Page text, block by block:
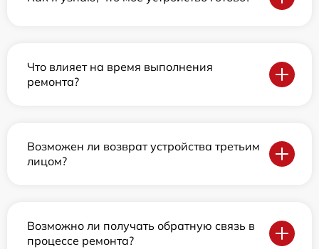
Что влияет на время выполнения
ремонта?
Возможен ли возврат устройства третьим
лицом?
Возможно ли получать обратную связь в
процессе ремонта?